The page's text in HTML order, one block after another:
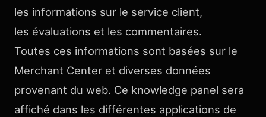
les informations sur le service client,
les évaluations et les commentaires.
Toutes ces informations sont basées sur le
Merchant Center et diverses données
provenant du web. Ce knowledge panel sera
affiché dans les différentes applications de